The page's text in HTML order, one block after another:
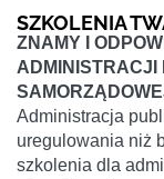
SZKOLENIA
ZNAMY I
ADMINISTRACJI
Administracja
uregulowania niż
szkolenia dla